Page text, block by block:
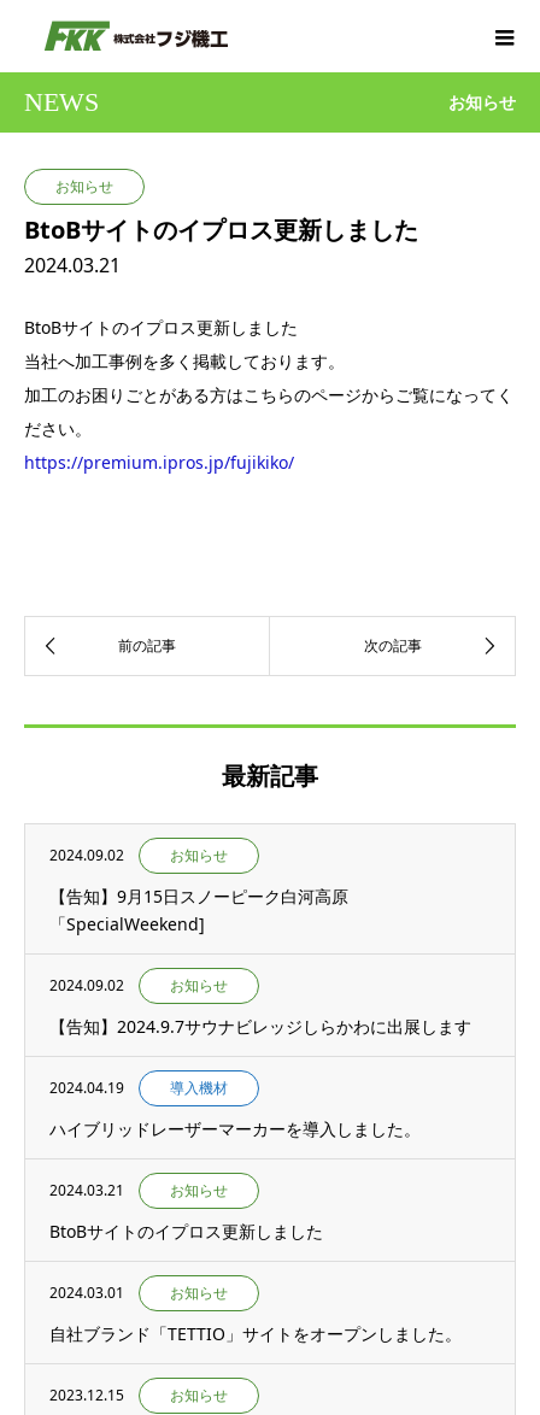
NEWS お知らせ
お知らせ
BtoBサイトのイプロス更新しました
2024.03.21
BtoBサイトのイプロス更新しました
当社へ加工事例を多く掲載しております。
加工のお困りごとがある方はこちらのページからご覧になってく
ださい。
https://premium.ipros.jp/fujikiko/
最新記事
2024.09.02 お知らせ
【告知】9月15日スノーピーク白河高原
「SpecialWeekend]
2024.09.02 お知らせ
【告知】2024.9.7サウナビレッジしらかわに出展します
2024.04.19 導入機材
ハイブリッドレーザーマーカーを導入しました。
2024.03.21 お知らせ
BtoBサイトのイプロス更新しました
2024.03.01 お知らせ
自社ブランド「TETTIO」サイトをオープンしました。
2023.12.15 お知らせ